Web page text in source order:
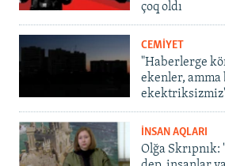
çoq oldı
CEMİYET
"Haberlerge
ekenler,
İNSAN AQLARI
Olğa Skrıpnık: